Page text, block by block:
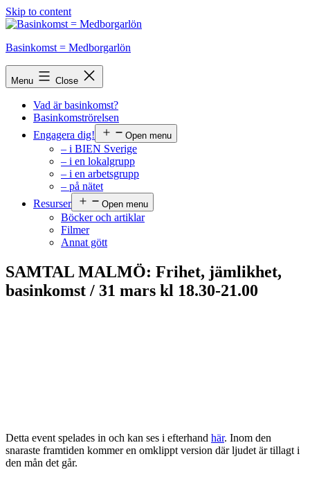
Skip to content
Basinkomst = Medborgarlön
Menu Close
Vad är basinkomst?
Basinkomströrelsen
Engagera dig!
Open menu
– i BIEN Sverige
– i en lokalgrupp
– i en arbetsgrupp
– på nätet
Resurser
Open menu
Böcker och artiklar
Filmer
Annat gött
SAMTAL MALMÖ: Frihet, jämlikhet,
basinkomst / 31 mars kl 18.30-21.00
Detta event spelades in och kan ses i efterhand här. Inom den
snaraste framtiden kommer en omklippt version där ljudet är tillagt i
den mån det går.